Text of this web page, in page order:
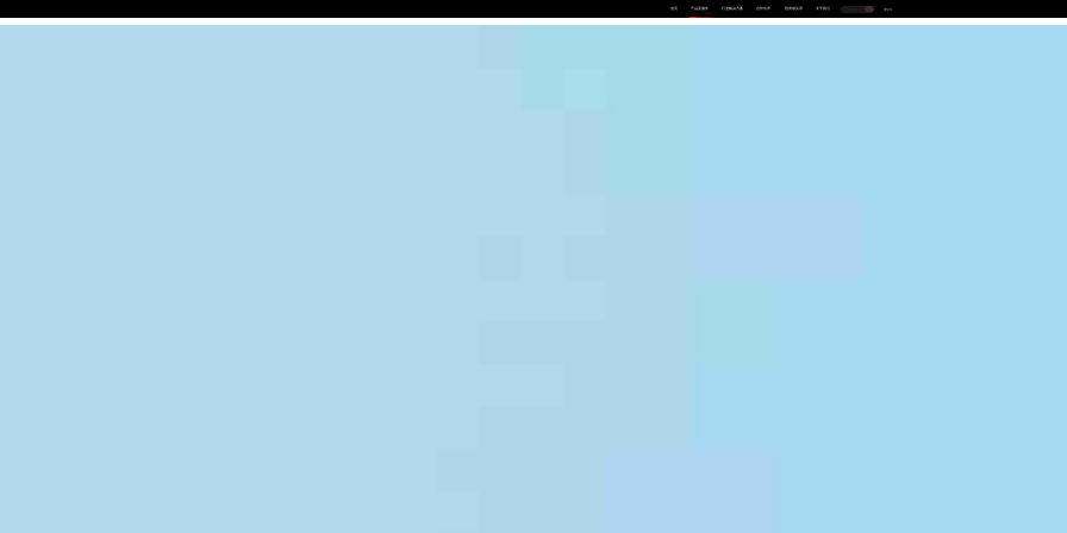
首页 产品及服务 行业解决方案 合作伙伴 投资者关系 关于我们 中EN